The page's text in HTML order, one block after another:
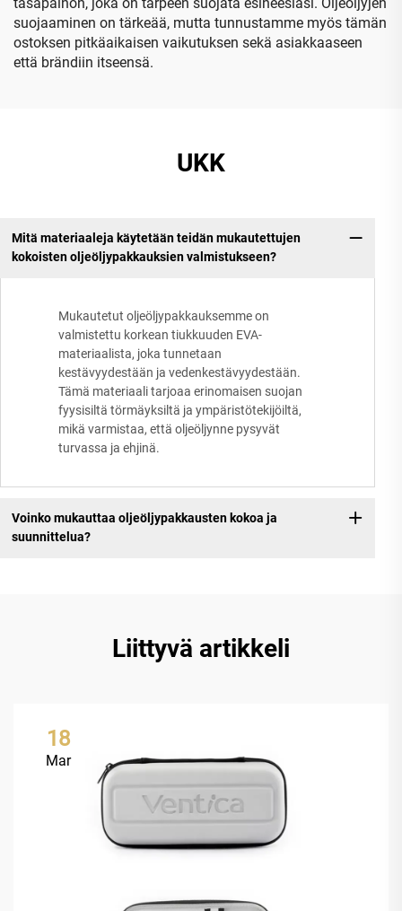
suojaaminen on tärkeää, mutta tunnustamme myös tämän
ostoksen pitkäaikaisen vaikutuksen sekä asiakkaaseen
että brändiin itseensä.
UKK
Mitä materiaaleja käytetään teidän mukautettujen
kokoisten oljeöljypakkauksien valmistukseen?
Mukautetut oljeöljypakkauksemme on
valmistettu korkean tiukkuuden EVA-
materiaalista, joka tunnetaan
kestävyydestään ja vedenkestävyydestään.
Tämä materiaali tarjoaa erinomaisen suojan
fyysisiltä törmäyksiltä ja ympäristötekijöiltä,
mikä varmistaa, että oljeöljynne pysyvät
turvassa ja ehjinä.
Voinko mukauttaa oljeöljypakkausten kokoa ja
suunnittelua?
Liittyvä artikkeli
18
Mar